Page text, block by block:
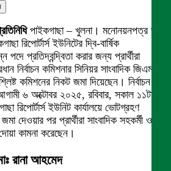
পাইকগাছা – খুলনা। মনোনয়নপত্র জমা
রিপোর্টার্স ইউনিটের দ্বি-বার্ষিক
পদে প্রতিদ্বন্দ্বিতা করার জন্য প্রার্থীরা
নির্বাচন কমিশনার সিনিয়র সাংবাদিক জিএম
কমিশনের নিকট জমা দিয়েছেন। নির্বাচন
৬ অক্টোবর ২০২৫, রবিবার, সকাল ১১টা
রিপোর্টার্স ইউনিট কার্যালয়ে ভোটগ্রহণ
দেওয়ার পর প্রার্থীরা সাংবাদিক সহকর্মী ও
কামনা করেছেন।
রানা আহমেদ